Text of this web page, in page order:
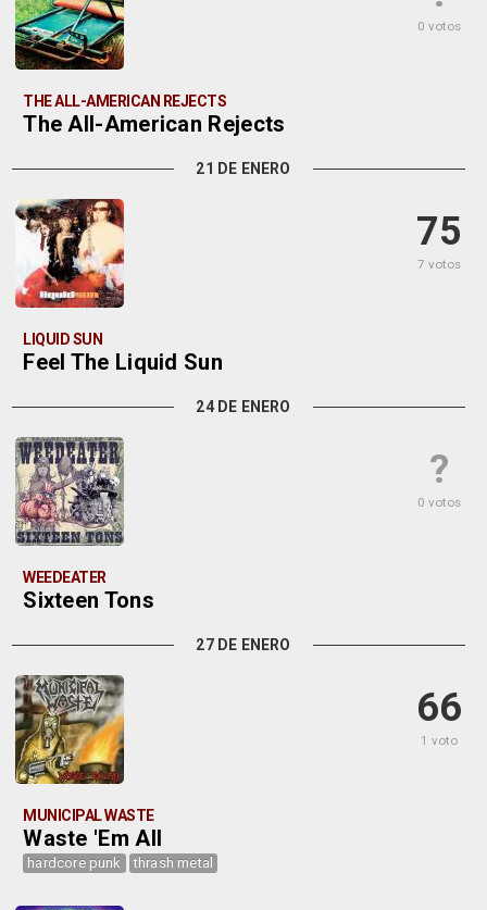
0 votos
THE ALL-AMERICAN REJECTS
The All-American Rejects
21 DE ENERO
75
7 votos
LIQUID SUN
Feel The Liquid Sun
24 DE ENERO
?
0 votos
WEEDEATER
Sixteen Tons
27 DE ENERO
66
1 voto
MUNICIPAL WASTE
Waste 'Em All
hardcore punk thrash metal